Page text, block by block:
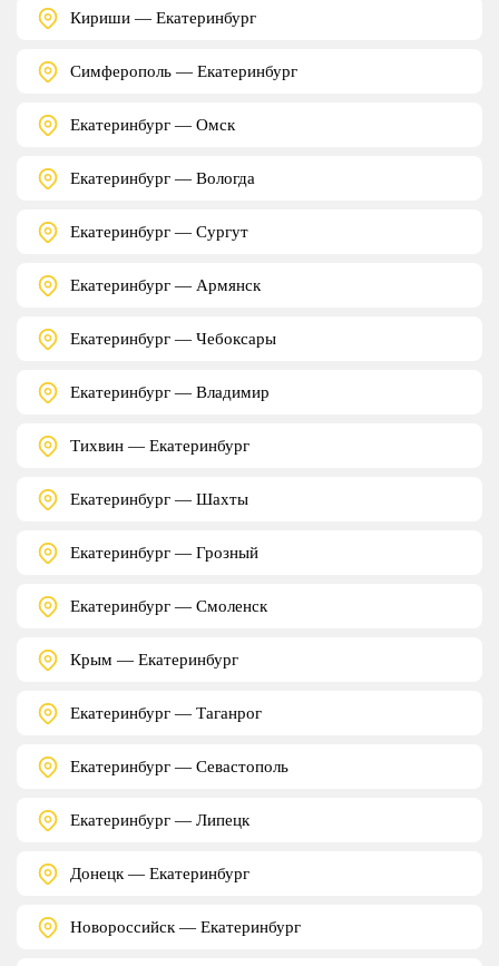
Кириши — Екатеринбург
Симферополь — Екатеринбург
Екатеринбург — Омск
Екатеринбург — Вологда
Екатеринбург — Сургут
Екатеринбург — Армянск
Екатеринбург — Чебоксары
Екатеринбург — Владимир
Тихвин — Екатеринбург
Екатеринбург — Шахты
Екатеринбург — Грозный
Екатеринбург — Смоленск
Крым — Екатеринбург
Екатеринбург — Таганрог
Екатеринбург — Севастополь
Екатеринбург — Липецк
Донецк — Екатеринбург
Новороссийск — Екатеринбург